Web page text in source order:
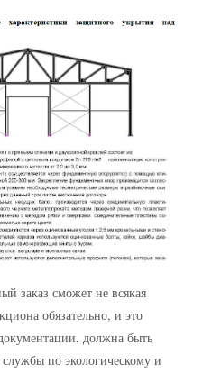
заказ сможет не всякая
обязательно, и это
должна быть
по экологическому и